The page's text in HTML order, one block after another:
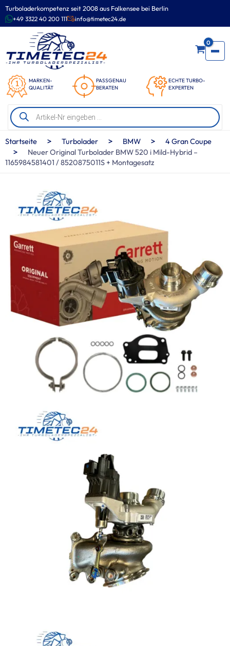
Turboladerkompetenz seit 2008 aus Falkensee bei Berlin
+49 3322 40 200 111 info@timetec24.de
MARKEN-
QUALITÄT
PASSGENAU
BERATEN
ECHTE TURBO-
EXPERTEN
0
Products
search
Zum
Inhalt
springen
Startseite > Turbolader > BMW > 4 Gran Coupe
>
Neuer Original Turbolader BMW 520 i Mild-Hybrid –
1165984581401 / 8520875011S + Montagesatz